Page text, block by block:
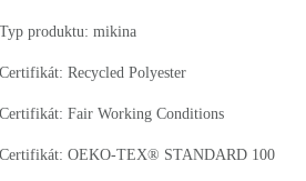
Typ produktu: mikina
Certifikát: Recycled Polyester
Certifikát: Fair Working Conditions
Certifikát: OEKO-TEX® STANDARD 100